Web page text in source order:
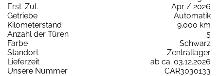
Erst-Zul.
Apr / 2026
Getriebe
Automatik
Kilometerstand
9.000 km
Anzahl der Türen
5
Farbe
Schwarz
Standort
Zentrallager
Lieferzeit
ab ca. 03.12.2026
Unsere Nummer
CAR3030133